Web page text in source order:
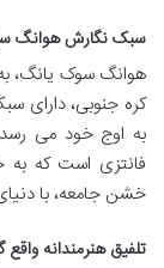
سبک نگارش هوانگ
هوانگ سوک یانگ، به
کره جنوبی، دارای
به اوج خود می رسد.
فانتزی است که به
خشن جامعه، با
تلفیق هنرمندانه